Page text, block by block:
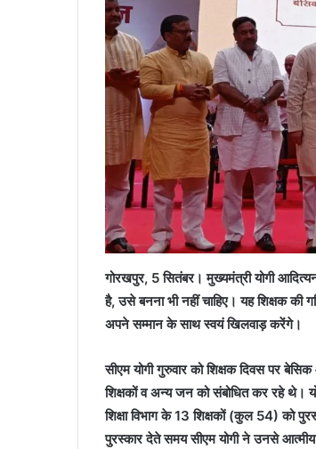
गोरखपुर, 5 सितंबर। मुख्यमंत्री योगी
है, उसे बनना भी नहीं चाहिए। यह शिक्षक
अपने सम्मान के साथ स्वयं खिलवाड़ करेंगे।
सीएम योगी गुरुवार को शिक्षक दिवस पर
शिक्षकों व अन्य जन को संबोधित कर रहे थे।
शिक्षा विभाग के 13 शिक्षकों (कुल 54) को
पुरस्कार देते समय सीएम योगी ने उनसे